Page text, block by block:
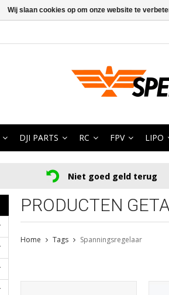
DJI PARTS RC FPV LIPO
Niet goed geld terug
PRODUCTEN
Home Tags Spanningsregelaar
Wij slaan cookies op om onze website te